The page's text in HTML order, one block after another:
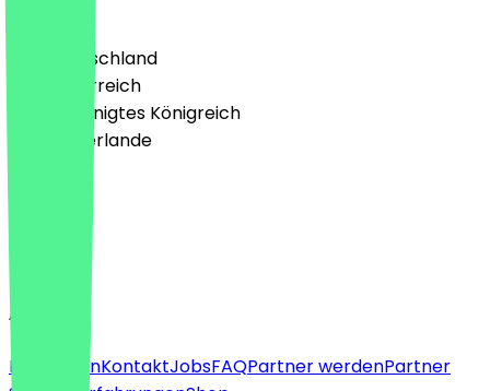
🇩🇪 Deutschland
🇦🇹 Österreich
🇬🇧 Vereinigtes Königreich
🇳🇱 Niederlande
English
About
Für FirmenKontaktJobsFAQPartner werdenPartner